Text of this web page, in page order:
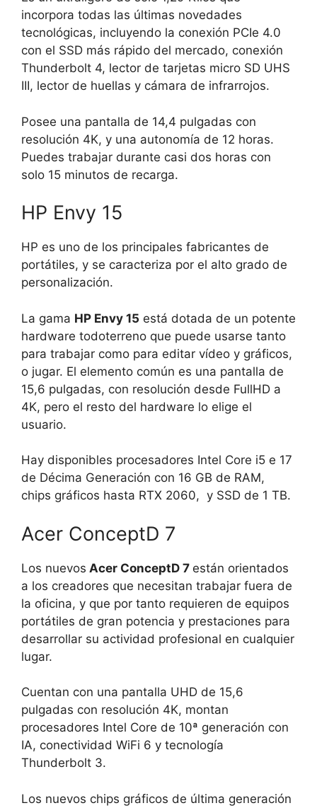
incorpora todas las últimas novedades
tecnológicas, incluyendo la conexión PCIe 4.0
con el SSD más rápido del mercado, conexión
Thunderbolt 4, lector de tarjetas micro SD UHS
III, lector de huellas y cámara de infrarrojos.
Posee una pantalla de 14,4 pulgadas con
resolución 4K, y una autonomía de 12 horas.
Puedes trabajar durante casi dos horas con
solo 15 minutos de recarga.
HP Envy 15
HP es uno de los principales fabricantes de
portátiles, y se caracteriza por el alto grado de
personalización.
La gama HP Envy 15 está dotada de un potente
hardware todoterreno que puede usarse tanto
para trabajar como para editar vídeo y gráficos,
o jugar. El elemento común es una pantalla de
15,6 pulgadas, con resolución desde FullHD a
4K, pero el resto del hardware lo elige el
usuario.
Hay disponibles procesadores Intel Core i5 e 17
de Décima Generación con 16 GB de RAM,
chips gráficos hasta RTX 2060, y SSD de 1 TB.
Acer ConceptD 7
Los nuevos Acer ConceptD 7 están orientados
a los creadores que necesitan trabajar fuera de
la oficina, y que por tanto requieren de equipos
portátiles de gran potencia y prestaciones para
desarrollar su actividad profesional en cualquier
lugar.
Cuentan con una pantalla UHD de 15,6
pulgadas con resolución 4K, montan
procesadores Intel Core de 10ª generación con
IA, conectividad WiFi 6 y tecnología
Thunderbolt 3.
Los nuevos chips gráficos de última generación